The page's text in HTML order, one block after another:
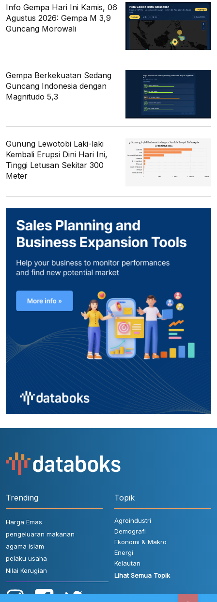
Info Gempa Hari Ini Kamis, 06
Agustus 2026: Gempa M 3,9
Guncang Morowali
Gempa Berkekuatan Sedang
Guncang Indonesia dengan
Magnitudo 5,3
Gunung Lewotobi Laki-laki
Kembali Erupsi Dini Hari Ini,
Tinggi Letusan Sekitar 300
Meter
Trending
Harga Emas
pengeluaran makanan
agama islam
pelaku usaha
Nilai Kerugian
Topik
Agroindustri
Demografi
Ekonomi & Makro
Energi
Kelautan
Lihat Semua Topik